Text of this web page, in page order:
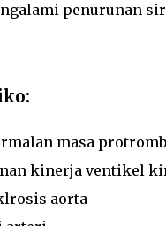
penurunan
masa
kinerja ventikel
aorta